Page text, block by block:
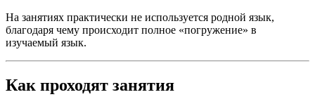
На занятиях практически не используется родной язык,
благодаря чему происходит полное «погружение» в
изучаемый язык.
Как проходят занятия